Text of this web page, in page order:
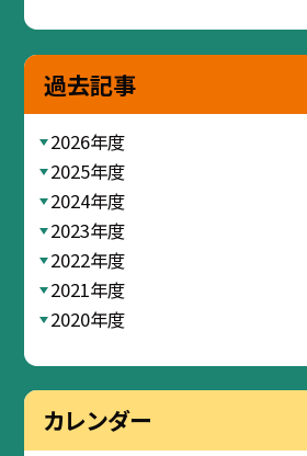
過去記事
2026年度
2025年度
2024年度
2023年度
2022年度
2021年度
2020年度
カレンダー